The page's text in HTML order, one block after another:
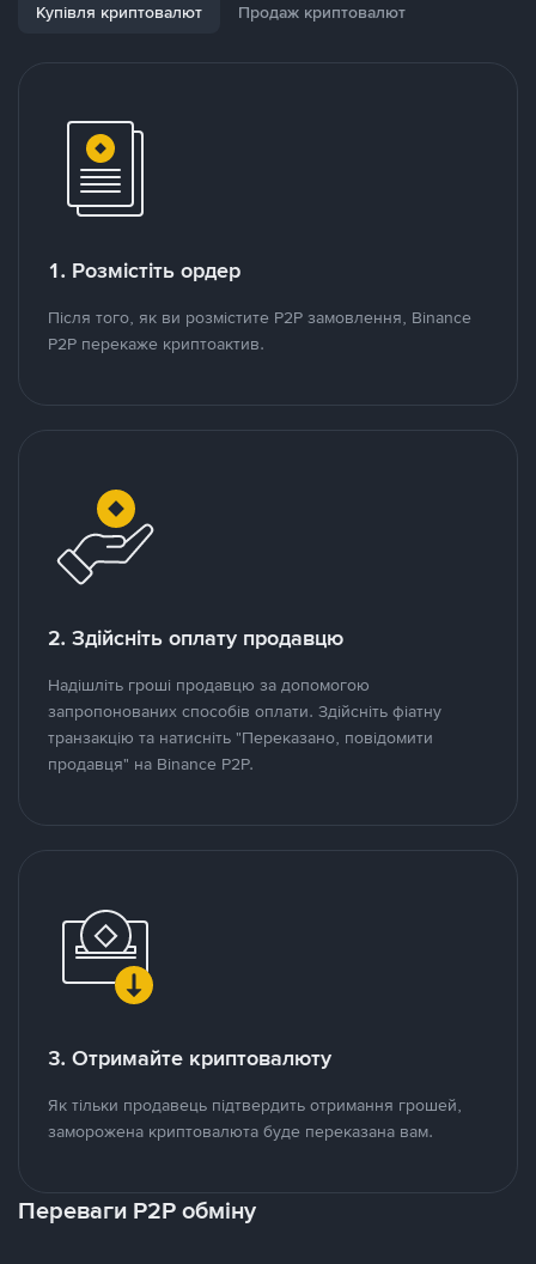
Купівля криптовалют Продаж криптовалют
1. Розмістіть ордер
Після того, як ви розмістите P2P замовлення, Binance
P2P перекаже криптоактив.
2. Здійсніть оплату продавцю
Надішліть гроші продавцю за допомогою
запропонованих способів оплати. Здійсніть фіатну
транзакцію та натисніть "Переказано, повідомити
продавця" на Binance P2P.
3. Отримайте криптовалюту
Як тільки продавець підтвердить отримання грошей,
заморожена криптовалюта буде переказана вам.
Переваги P2P обміну